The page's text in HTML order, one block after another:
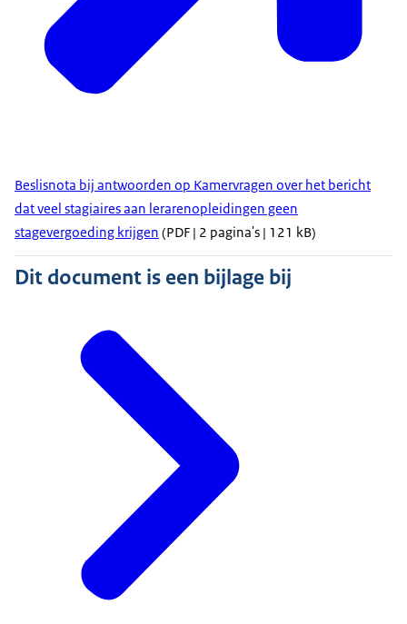
Beslisnota bij antwoorden op Kamervragen over het bericht
dat veel stagiaires aan lerarenopleidingen geen
stagevergoeding krijgen (PDF | 2 pagina's | 121 kB)
Dit document is een bijlage bij